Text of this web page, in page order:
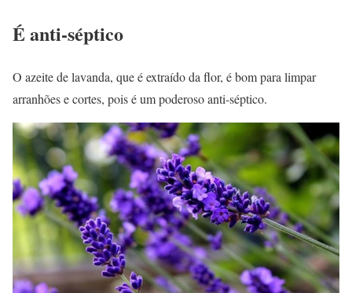
É anti-séptico
O azeite de lavanda, que é extraído da flor, é bom para limpar
arranhões e cortes, pois é um poderoso anti-séptico.